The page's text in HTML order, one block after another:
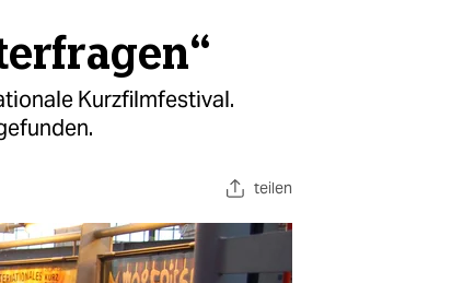
Kurzfilmfestival.
teilen